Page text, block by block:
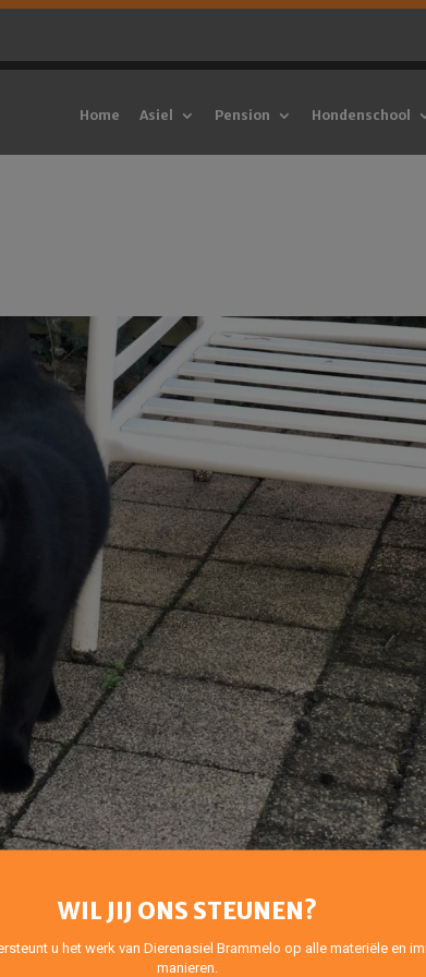
Home Asiel Pension Hondenschool
WIL JIJ ONS STEUNEN?
u het werk van Dierenasiel Brammelo op alle materiële en
manieren.